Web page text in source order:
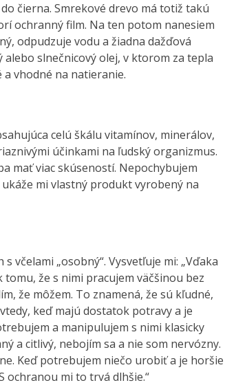
čierna. Smrekové drevo má totiž takú
ochranný film. Na ten potom nanesiem
odpudzuje vodu a žiadna dažďová
slnečnicový olej, v ktorom za tepla
vhodné na natieranie.
celú škálu vitamínov, minerálov,
účinkami na ľudský organizmus.
mať viac skúseností. Nepochybujem
mi vlastný produkt vyrobený na
včelami „osobný“. Vysvetľuje mi: „Vďaka
že s nimi pracujem väčšinou bez
že môžem. To znamená, že sú kľudné,
keď majú dostatok potravy a je
a manipulujem s nimi klasicky
a citlivý, nebojím sa a nie som nervózny.
Keď potrebujem niečo urobiť a je horšie
ochranou mi to trvá dlhšie.“